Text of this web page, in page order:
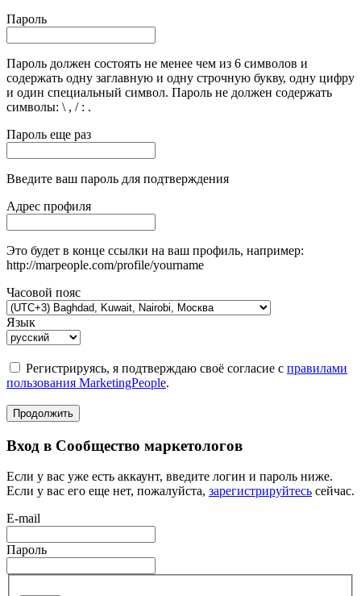
Пароль
Пароль должен состоять не менее чем из 6 символов и
содержать одну заглавную и одну строчную букву, одну цифру
и один специальный символ. Пароль не должен содержать
символы: \ , / : .
Пароль еще раз
Введите ваш пароль для подтверждения
Адрес профиля
Это будет в конце ссылки на ваш профиль, например:
http://marpeople.com/profile/yourname
Часовой пояс
Язык
Регистрируясь, я подтверждаю своё согласие с правилами
пользования MarketingPeople.
Продолжить
Вход в Сообщество маркетологов
Если у вас уже есть аккаунт, введите логин и пароль ниже.
Если у вас его еще нет, пожалуйста, зарегистрируйтесь сейчас.
E-mail
Пароль